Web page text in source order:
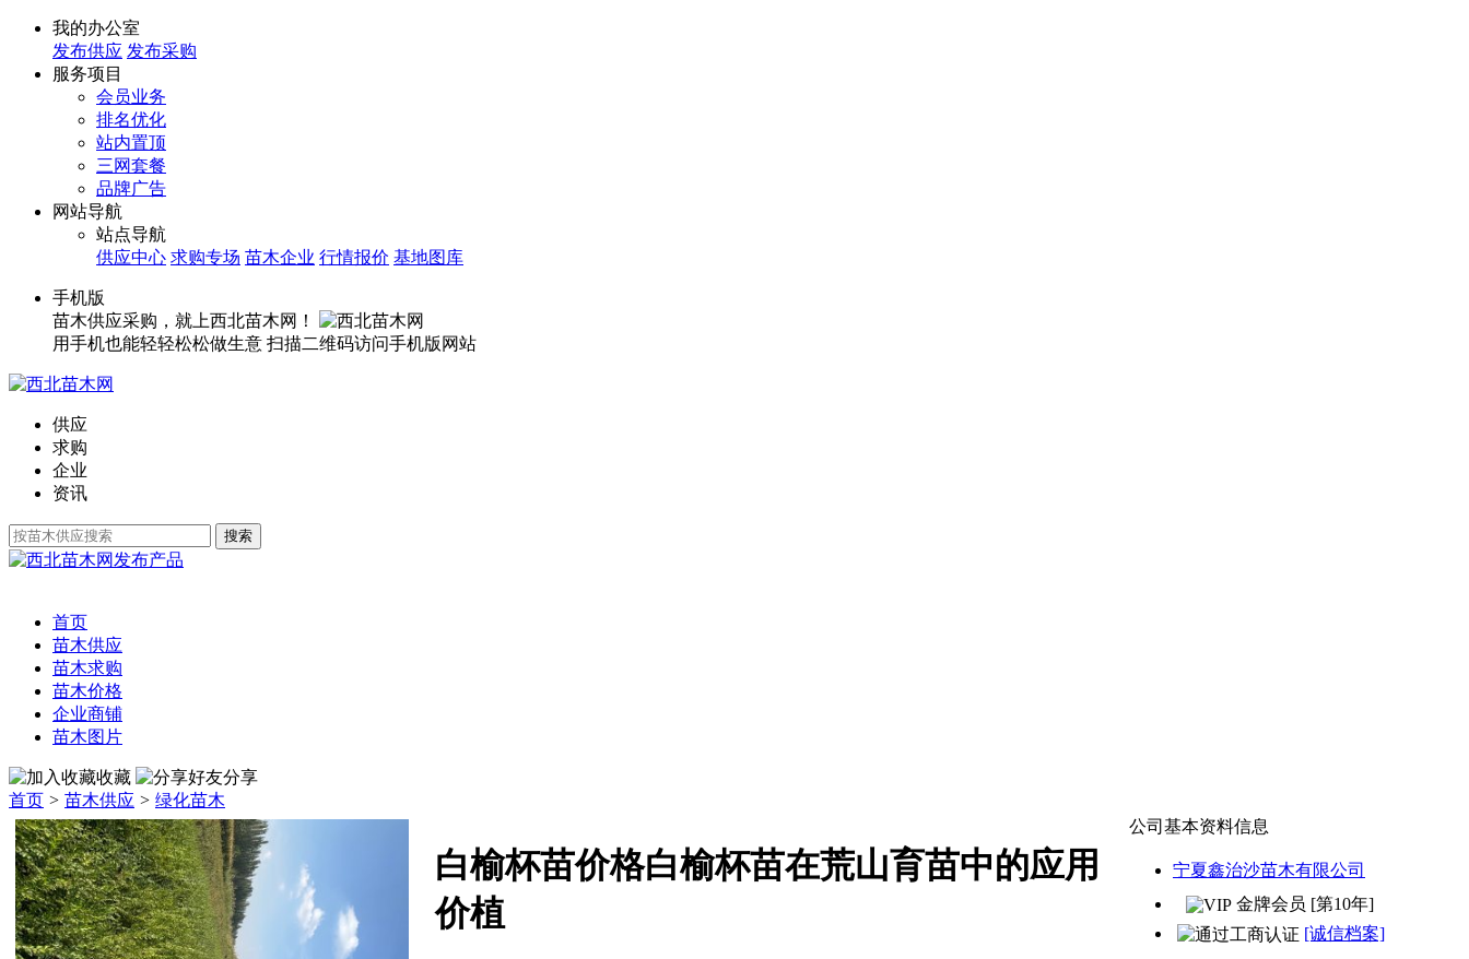
我的办公室
发布供应 发布采购
服务项目
会员业务
排名优化
站内置顶
三网套餐
品牌广告
网站导航
站点导航
供应中心 求购专场 苗木企业 行情报价 基地图库
手机版
苗木供应采购，就上西北苗木网！
用手机也能轻轻松松做生意 扫描二维码访问手机版网站
供应
求购
企业
资讯
发布产品
首页
苗木供应
苗木求购
苗木价格
企业商铺
苗木图片
收藏
分享
首页 > 苗木供应 > 绿化苗木
白榆杯苗价格白榆杯苗在荒山育苗中的应用
价植
公司基本资料信息
宁夏鑫治沙苗木有限公司
金牌会员 [第10年]
[诚信档案]